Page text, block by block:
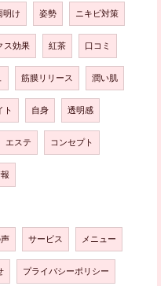
明け 姿勢 ニキビ対策
ス効果 紅茶 口コミ
筋膜リリース 潤い肌
ト 自身 透明感
エステ コンセプト
サービス メニュー
プライバシーポリシー